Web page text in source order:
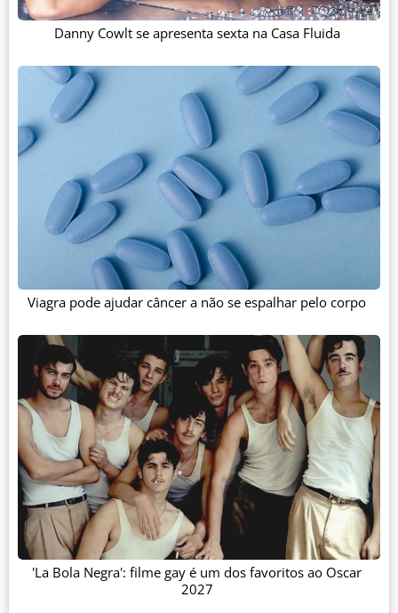
Danny Cowlt se apresenta sexta na Casa Fluida
Viagra pode ajudar câncer a não se espalhar pelo corpo
'La Bola Negra': filme gay é um dos favoritos ao Oscar
2027